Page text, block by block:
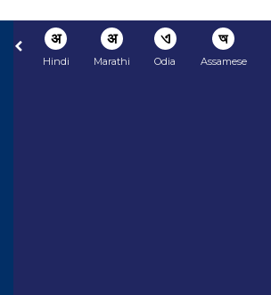
अ
Hindi
अ
Marathi
ଏ
Odia
অ
Assamese